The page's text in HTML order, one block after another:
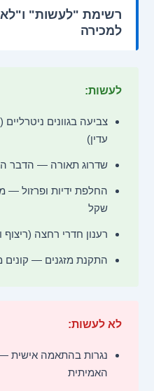
רשימת "לעשות"
למכירה
לעשות:
צביעה בגוונים
עדין)
שדרוג תאורה — הדבר
שקל
רענון חדרי רחצה
התקנת מזגנים — קונים
לא לעשות:
נגרות בהתאמה אישית
האמיתית